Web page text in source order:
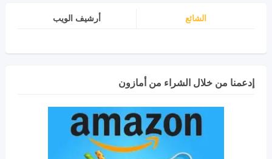
الشائع أرشيف الويب
إدعمنا من خلال الشراء من أمازون